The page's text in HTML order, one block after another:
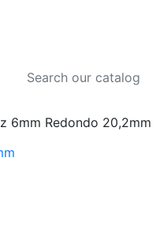
6mm Redondo 20,2mm